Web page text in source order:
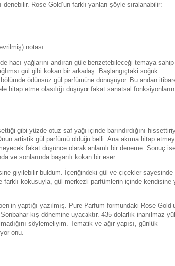
Rose Gold’un farklı yanları şöyle sıralanabilir:
notası.
hacı yağlarını andıran güle benzetebileceği temaya sahip
gül gibi kokan bir arkadaş. Başlangıçtaki soğuk
ödünsüz gül parfümüne dönüşüyor. Bu andan
hitap etme olasılığı düşüyor fakat sanatsal
gibi yüzde otuz saf yağı içinde barındırdığını
artistik gül parfümü olduğu belli. Ana akıma hitap
fakat düşünce olarak anlamlı bir deneme. Sonuç
ve sonlarında başarılı kokan bir eser.
giyilebilir buldum. İçeriğindeki gül ve çiçekler sayesinde
farklı kokusuyla, gül merkezli parfümlerin içinde kendisine
yaptığı yazılmış. Pure Parfum formundaki Rose
kış dönemine uyacaktır. 435 dolarlık inanılmaz
söylemeliyim. Tematik ve ağır yapısı, günlük
onu.